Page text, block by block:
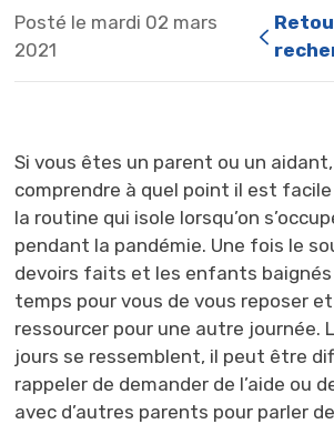
Posté le mardi 02 mars
2021
Si vous êtes un parent ou un
comprendre à quel point il est
la routine qui isole lorsqu’on
pendant la pandémie. Une fois le
devoirs faits et les enfants
temps pour vous de vous reposer
ressourcer pour une autre journée.
jours se ressemblent, il peut être
rappeler de demander de l’aide ou
avec d’autres parents pour parler